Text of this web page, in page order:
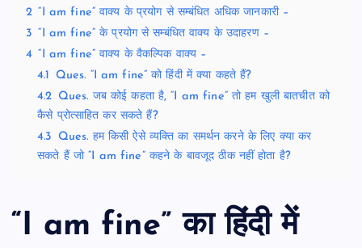
2 “I am fine” वाक्य के प्रयोग से सम्बंधित अधिक जानकारी –
3 “I am fine” के प्रयोग से सम्बंधित वाक्य के उदाहरण –
4 “I am fine” वाक्य के वैकल्पिक वाक्य –
4.1 Ques. “I am fine” को हिंदी में क्या कहते हैं?
4.2 Ques. जब कोई कहता है, “I am fine” तो हम खुली बातचीत को
कैसे प्रोत्साहित कर सकते हैं?
4.3 Ques. हम किसी ऐसे व्यक्ति का समर्थन करने के लिए क्या कर
सकते हैं जो “I am fine” कहने के बावजूद ठीक नहीं होता है?
“I am fine” का हिंदी में